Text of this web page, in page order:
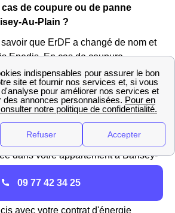
de coupure ou de panne
Au-Plain ?
que ErDF a changé de nom et
Enedis. En cas de coupure
de figures existent
dans Barisey-Au-Plain ou dans un
Au-Plain : Vous ne pouvez rien faire
du courant après avoir appeler
cette coupure. Et une panne
dans votre appartement à Barisey-
:
avec votre contrat d'énergie
09 77 42 34 25